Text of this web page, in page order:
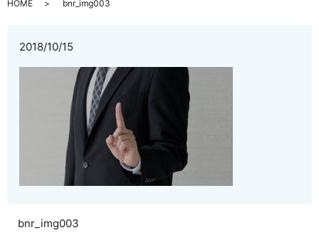
HOME bnr_img003
2018/10/15
bnr_img003